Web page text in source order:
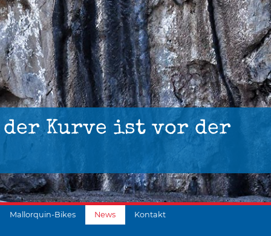
Kurve ist vor der
Mallorquin-Bikes News Kontakt